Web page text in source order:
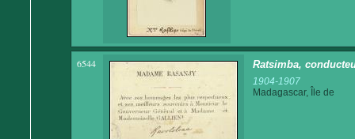
6544 Ratsimba,
1904-1907
Madagascar, Île de